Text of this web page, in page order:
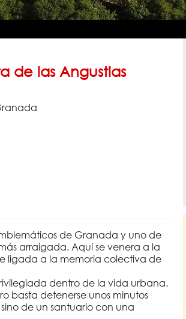
de las Angustias
de Granada y uno de
arraigada. Aquí se venera a la
ligada a la memoria colectiva de
dentro de la vida urbana.
basta detenerse unos minutos
de un santuario con una